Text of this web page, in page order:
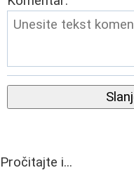
Pročitajte i...